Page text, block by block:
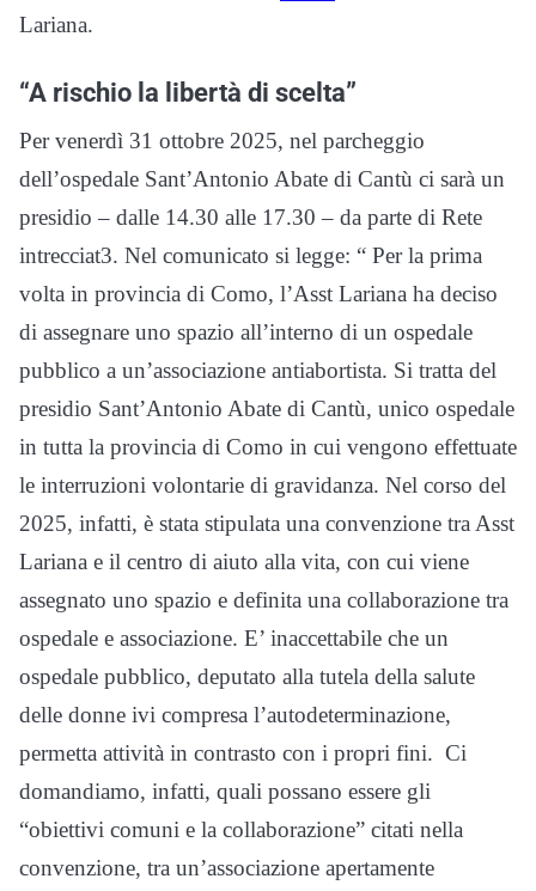
Lariana.
“A rischio la libertà di scelta”
Per venerdì 31 ottobre 2025, nel parcheggio
dell’ospedale Sant’Antonio Abate di Cantù ci sarà un
presidio – dalle 14.30 alle 17.30 – da parte di Rete
intrecciat3. Nel comunicato si legge: “ Per la prima
volta in provincia di Como, l’Asst Lariana ha deciso
di assegnare uno spazio all’interno di un ospedale
pubblico a un’associazione antiabortista. Si tratta del
presidio Sant’Antonio Abate di Cantù, unico ospedale
in tutta la provincia di Como in cui vengono effettuate
le interruzioni volontarie di gravidanza. Nel corso del
2025, infatti, è stata stipulata una convenzione tra Asst
Lariana e il centro di aiuto alla vita, con cui viene
assegnato uno spazio e definita una collaborazione tra
ospedale e associazione. E’ inaccettabile che un
ospedale pubblico, deputato alla tutela della salute
delle donne ivi compresa l’autodeterminazione,
permetta attività in contrasto con i propri fini. Ci
domandiamo, infatti, quali possano essere gli
“obiettivi comuni e la collaborazione” citati nella
convenzione, tra un’associazione apertamente